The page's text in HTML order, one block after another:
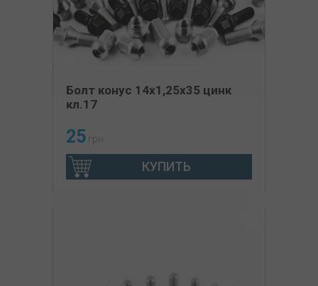
Болт конус 14х1,25x35 цинк
кл.17
25 грн
КУПИТЬ